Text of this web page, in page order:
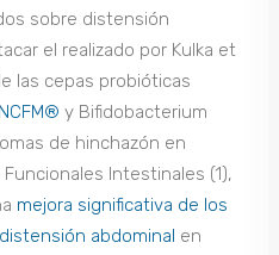
sobre distensión
el realizado por Kulka et
las cepas probióticas
y Bifidobacterium
de hinchazón en
Intestinales (1),
mejora significativa de los
abdominal en